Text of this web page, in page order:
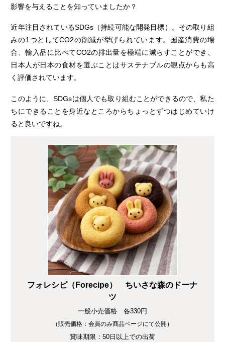
影響を与えることを知っていましたか？
近年注目されているSDGs（持続可能な開発目標）。その取り組
みの1つとしてCO2の削減が挙げられています。国産消費の場
合、輸入品に比べてCO2の排出量を極端に減らすことができ、
日本人が日本の食材を選ぶことはサステナブルの観点からも高
く評価されています。
このように、SDGsは個人でも取り組むことができるので、私た
ちにできることを身近なところからちょっとずつはじめていけ
ると良いですね。
フォレシピ（Forecipe） ちいさな森のドーナ
ツ
一般小売価格 各330円
（販売価格：会員のみ商品ページにて公開）
賞味期限：50日以上での出荷